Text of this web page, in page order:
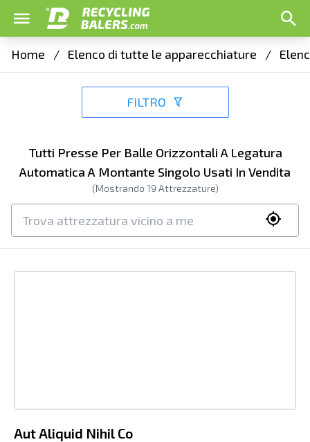
Home / Elenco di tutte le apparecchiature /
FILTRO
Tutti Presse Per Balle Orizzontali A Legatura
Automatica A Montante Singolo Usati In Vendita
(Mostrando 19 Attrezzature)
Aut Aliquid Nihil Co